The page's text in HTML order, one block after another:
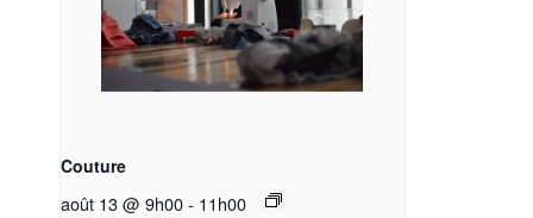
Couture
août 13 @ 9h00- 11h00